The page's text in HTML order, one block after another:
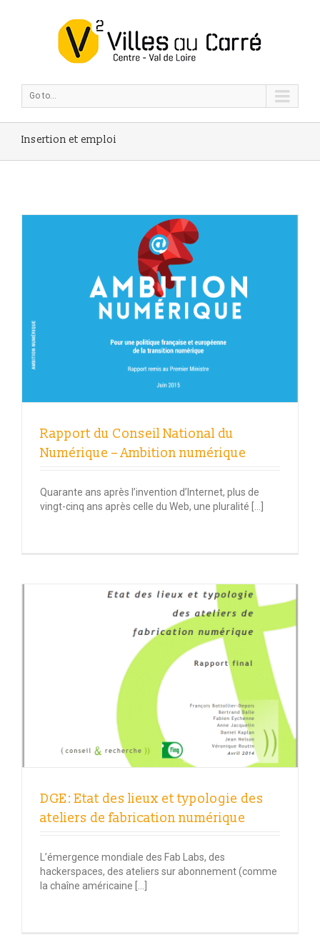
Go to...
Insertion et emploi
Rapport du Conseil National du
Numérique – Ambition numérique
Quarante ans après l’invention d’Internet, plus de
vingt-cinq ans après celle du Web, une pluralité […]
DGE: Etat des lieux et typologie des
ateliers de fabrication numérique
L’émergence mondiale des Fab Labs, des
hackerspaces, des ateliers sur abonnement (comme
la chaîne américaine […]